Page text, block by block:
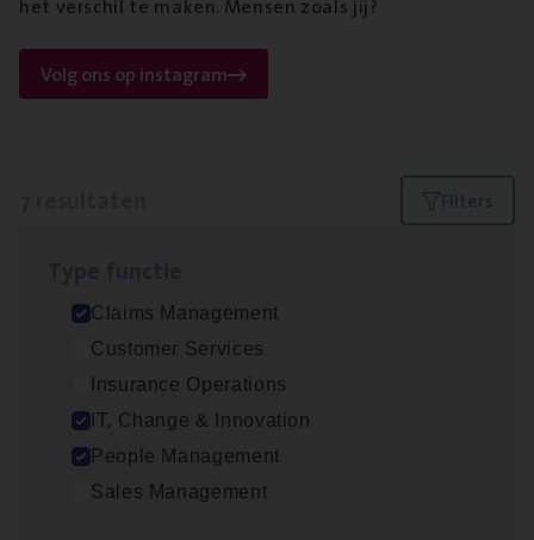
Volg ons op instagram
Filters
Claims Management
Customer Services
Insurance Operations
IT, Change & Innovation
People Management
Sales Management
Busi­ness Analyst
IT, Change & Innovation
Antwerpen
(Agi­le)IT Pro­ject Manager